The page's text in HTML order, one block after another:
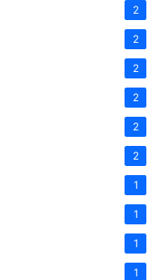
2
2
2
2
2
2
1
1
1
1